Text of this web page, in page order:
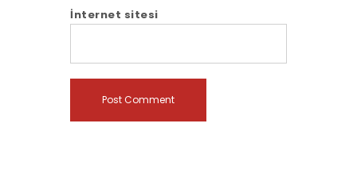
İnternet sitesi